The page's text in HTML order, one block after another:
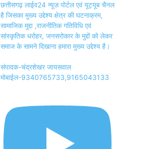
छत्तीसगढ़ लाईव24 न्यूज़ पोर्टल एवं यूट्यूब चैनल
है जिसका मुख्य उद्देश्य क्षेत्र की घटनाक्रम,
सामाजिक मुद्दा ,राजनीतिक गतिविधि एवं
सांस्कृतिक धरोहर, जनसरोकार के मुद्दों को लेकर
समाज के सामने दिखाना हमारा मुख्य उद्देश्य है।
संपादक-चंद्रशेखर जायसवाल
मोबाईल-9340765733,9165043133